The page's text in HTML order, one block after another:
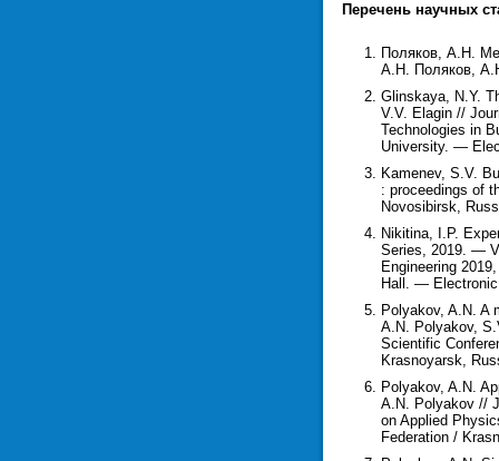
Перечень научных
Поляков, А.Н.
А.Н. Поляков,
Glinskaya, N.Y.
V.V. Elagin //
Technologies in
University. —
Kamenev, S.V.
: proceedings of
Novosibirsk,
Nikitina, I.P.
Series, 2019. —
Engineering
Hall. —
Polyakov, A.N. A
A.N. Polyakov,
Scientific
Krasnoyarsk,
Polyakov, A.N.
A.N. Polyakov //
on Applied
Federation /